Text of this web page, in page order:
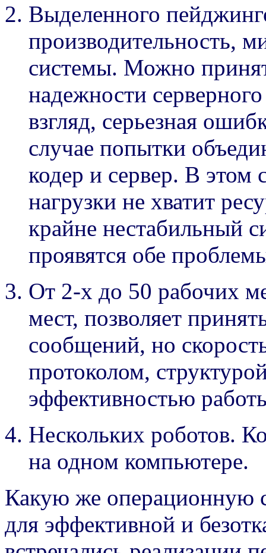
Выделенного
производительность,
системы. Можно
надежности
взгляд, серьезная
случае попытки
кодер и сервер. В этом
нагрузки не хватит
крайне нестабильный
проявятся обе
От 2-х до 50 рабочих
мест, позволяет
сообщений, но
протоколом,
эффективностью
Нескольких роботов.
на одном компьютере.
Какую же операционную
для эффективной и